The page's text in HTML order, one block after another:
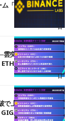
「アステラス」に
雲突破なら1.29ドル
ETH、UAI
で上昇再開なるか
GIGA